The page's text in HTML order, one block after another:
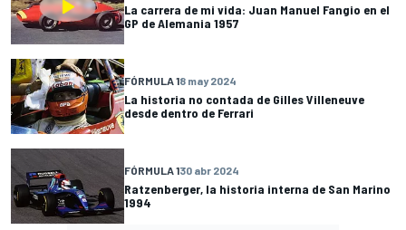
La carrera de mi vida: Juan Manuel Fangio en el
GP de Alemania 1957
FÓRMULA 18 may 2024
La historia no contada de Gilles Villeneuve
desde dentro de Ferrari
FÓRMULA 130 abr 2024
Ratzenberger, la historia interna de San Marino
1994